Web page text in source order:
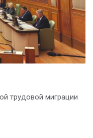
трудовой миграции